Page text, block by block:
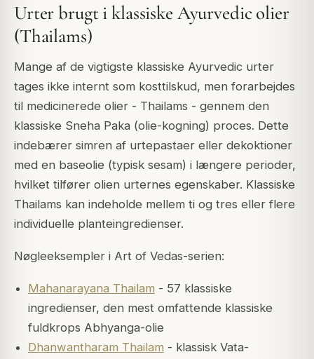
Urter brugt i klassiske Ayurvedic olier
(Thailams)
Mange af de vigtigste klassiske Ayurvedic urter
tages ikke internt som kosttilskud, men forarbejdes
til medicinerede olier - Thailams - gennem den
klassiske Sneha Paka (olie-kogning) proces. Dette
indebærer simren af urtepastaer eller dekoktioner
med en baseolie (typisk sesam) i længere perioder,
hvilket tilfører olien urternes egenskaber. Klassiske
Thailams kan indeholde mellem ti og tres eller flere
individuelle planteingredienser.
Nøgleeksempler i Art of Vedas-serien:
Mahanarayana Thailam - 57 klassiske
ingredienser, den mest omfattende klassiske
fuldkrops Abhyanga-olie
Dhanwantharam Thailam - klassisk Vata-